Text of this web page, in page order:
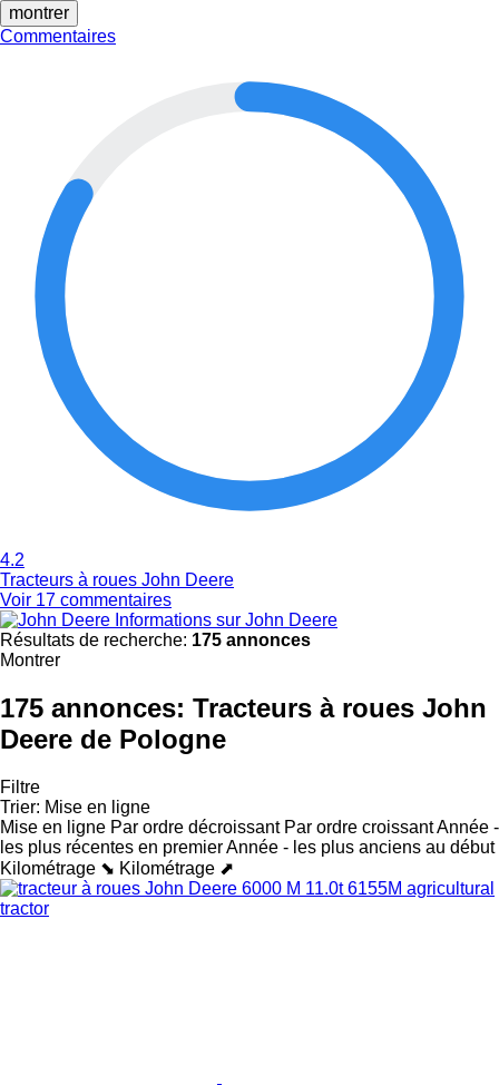
montrer
Commentaires
4.2
Tracteurs à roues John Deere
Voir 17 commentaires
Informations sur John Deere
Résultats de recherche: 175 annonces
Montrer
175 annonces: Tracteurs à roues John
Deere de Pologne
Filtre
Trier: Mise en ligne
Mise en ligne Par ordre décroissant Par ordre croissantAnnée -
les plus récentes en premierAnnée - les plus anciens au début
Kilométrage ⬊ Kilométrage ⬈